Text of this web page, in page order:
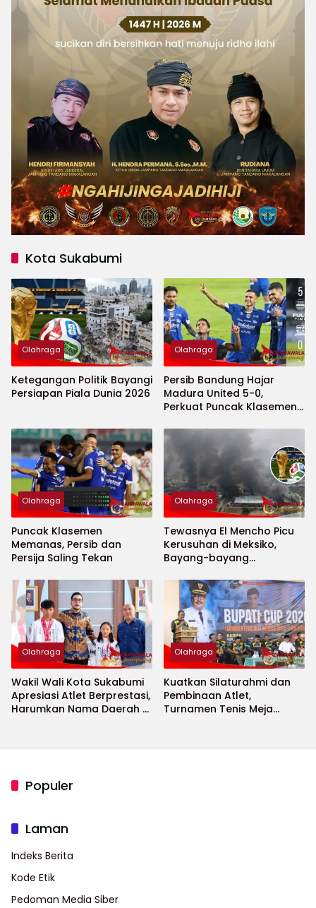
Kota Sukabumi
Olahraga
Ketegangan Politik Bayangi
Persiapan Piala Dunia 2026
Olahraga
Persib Bandung Hajar
Madura United 5-0,
Perkuat Puncak Klasemen
Olahraga
Puncak Klasemen
Memanas, Persib dan
Persija Saling Tekan
Olahraga
Tewasnya El Mencho Picu
Kerusuhan di Meksiko,
Bayang-bayang
2026 Menguat
Olahraga
Wakil Wali Kota Sukabumi
Apresiasi Atlet Berprestasi,
Harumkan Nama Daerah di
Olahraga
Kuatkan Silaturahmi dan
Pembinaan Atlet,
Turnamen Tenis Meja
Populer
Laman
Indeks Berita
Kode Etik
Pedoman Media Siber